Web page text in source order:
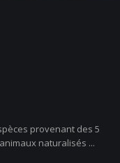
provenant des 5
naturalisés ...